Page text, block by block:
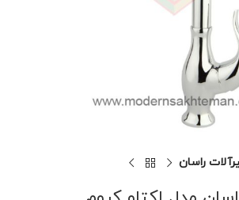
کنید
راسان